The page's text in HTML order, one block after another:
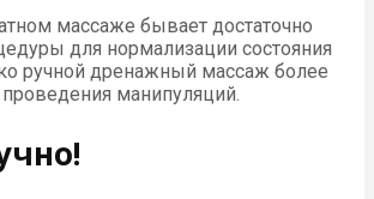
массаже бывает достаточно
для нормализации состояния
ручной дренажный массаж более
манипуляций.